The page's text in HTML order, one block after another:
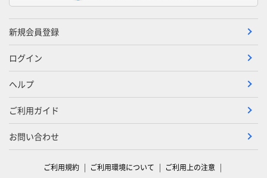
新規会員登録
ログイン
ヘルプ
ご利用ガイド
お問い合わせ
ご利用規約 ご利用環境について
ご利用上の注意